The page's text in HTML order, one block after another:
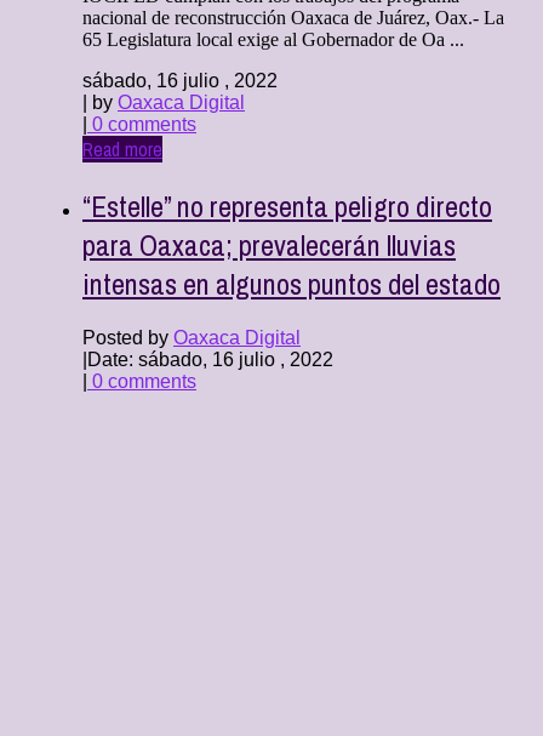
nacional de reconstrucción Oaxaca de Juárez, Oax.- La
65 Legislatura local exige al Gobernador de Oa ...
sábado, 16 julio , 2022
| by Oaxaca Digital
0 comments
Read more
“Estelle” no representa peligro directo
para Oaxaca; prevalecerán lluvias
intensas en algunos puntos del estado
Posted by Oaxaca Digital
Date: sábado, 16 julio , 2022
0 comments